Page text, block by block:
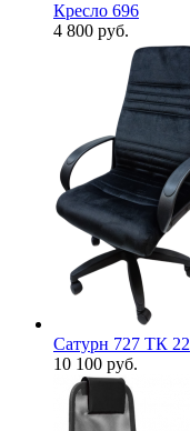
Кресло 696
4 800 руб.
Сатурн 727 ТК 22
10 100 руб.